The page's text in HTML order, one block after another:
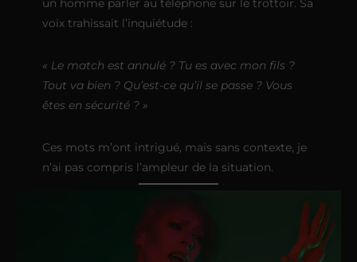
un homme parler au téléphone sur le trottoir. Sa
voix trahissait l’inquiétude :
« Le match est annulé ? Tu es avec mon fils ?
Tout va bien ? Qu’est-ce qu’il se passe ? Vous
êtes en sécurité ? »
Ces mots m’ont intrigué, mais sans contexte, je
n’ai pas compris l’ampleur de la situation.